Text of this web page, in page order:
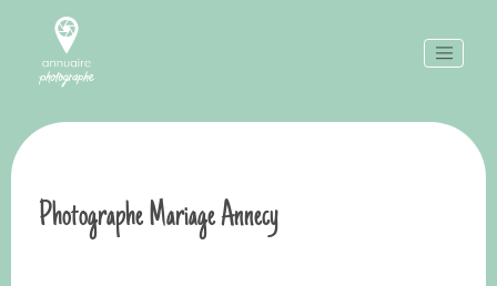
Photographe Mariage Annecy